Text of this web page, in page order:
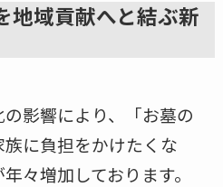
地域貢献へと結ぶ新
影響により、「お墓の
に負担をかけたくな
々増加しております。